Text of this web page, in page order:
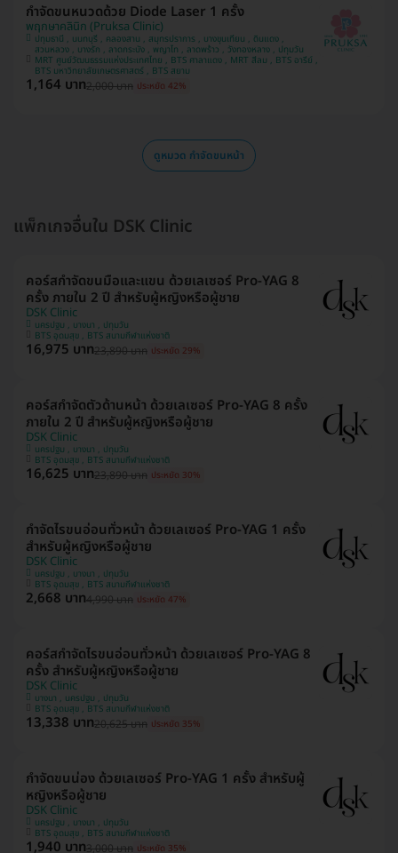
กำจัดขนหนวดด้วย Diode Laser 1 ครั้ง
พฤกษาคลินิก (Pruksa Clinic)
ปทุมธานี , นนทบุรี , คลองสาน , สมุทรปราการ , บางขุนเทียน , ดินแดง ,
สวนหลวง , บางรัก , ลาดกระบัง , พญาไท , ลาดพร้าว , วังทองหลาง , ปทุมวัน
MRT ศูนย์วัฒนธรรมแห่งประเทศไทย , BTS ศาลาแดง , MRT สีลม , BTS อารีย์ ,
BTS มหาวิทยาลัยเกษตรศาสตร์ , BTS สยาม
1,164 บาท2,000 บาท ประหยัด 42%
ดูหมวด กำจัดขนหน้า
แพ็กเกจอื่นใน DSK Clinic
คอร์สกำจัดขนมือและแขน ด้วยเลเซอร์ Pro-YAG 8
ครั้ง ภายใน 2 ปี สำหรับผู้หญิงหรือผู้ชาย
DSK Clinic
นครปฐม , บางนา , ปทุมวัน
BTS อุดมสุข , BTS สนามกีฬาแห่งชาติ
16,975 บาท23,890 บาท ประหยัด 29%
คอร์สกำจัดตัวด้านหน้า ด้วยเลเซอร์ Pro-YAG 8 ครั้ง
ภายใน 2 ปี สำหรับผู้หญิงหรือผู้ชาย
DSK Clinic
นครปฐม , บางนา , ปทุมวัน
BTS อุดมสุข , BTS สนามกีฬาแห่งชาติ
16,625 บาท23,890 บาท ประหยัด 30%
กำจัดไรขนอ่อนทั่วหน้า ด้วยเลเซอร์ Pro-YAG 1 ครั้ง
สำหรับผู้หญิงหรือผู้ชาย
DSK Clinic
นครปฐม , บางนา , ปทุมวัน
BTS อุดมสุข , BTS สนามกีฬาแห่งชาติ
2,668 บาท4,990 บาท ประหยัด 47%
คอร์สกำจัดไรขนอ่อนทั่วหน้า ด้วยเลเซอร์ Pro-YAG 8
ครั้ง สำหรับผู้หญิงหรือผู้ชาย
DSK Clinic
บางนา , นครปฐม , ปทุมวัน
BTS อุดมสุข , BTS สนามกีฬาแห่งชาติ
13,338 บาท20,625 บาท ประหยัด 35%
กำจัดขนน่อง ด้วยเลเซอร์ Pro-YAG 1 ครั้ง สำหรับผู้
หญิงหรือผู้ชาย
DSK Clinic
นครปฐม , บางนา , ปทุมวัน
BTS อุดมสุข , BTS สนามกีฬาแห่งชาติ
1,940 บาท3,000 บาท ประหยัด 35%